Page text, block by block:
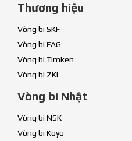
Thương hiệu
Vòng bi SKF
Vòng bi FAG
Vòng bi Timken
Vòng bi ZKL
Vòng bi Nhật
Vòng bi NSK
Vòng bi Koyo